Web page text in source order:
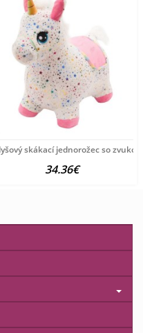
x 160 cm
skákací jednorožec so
34.36€